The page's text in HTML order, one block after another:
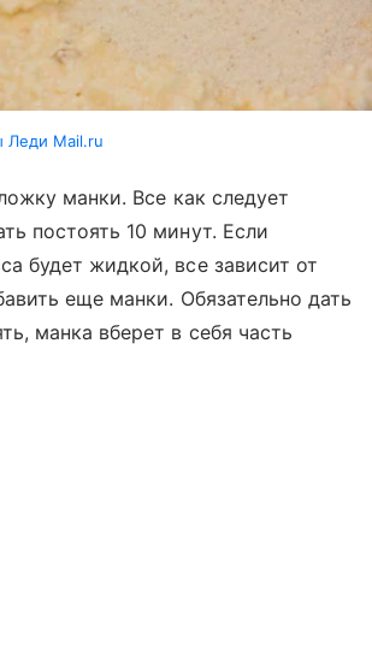
Леди Mail.ru
манки. Все как следует
постоять 10 минут. Если
будет жидкой, все зависит от
еще манки. Обязательно дать
манка вберет в себя часть